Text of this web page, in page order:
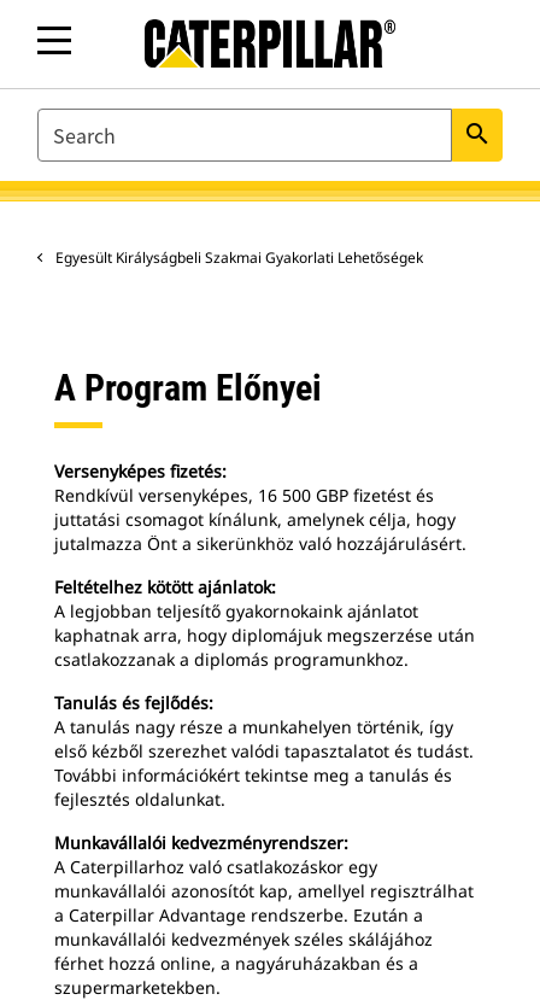
SEARCH search
Egyesült Királyságbeli Szakmai Gyakorlati Lehetőségek
A Program Előnyei
Versenyképes fizetés:
Rendkívül versenyképes, 16 500 GBP fizetést és
juttatási csomagot kínálunk, amelynek célja, hogy
jutalmazza Önt a sikerünkhöz való hozzájárulásért.
Feltételhez kötött ajánlatok:
A legjobban teljesítő gyakornokaink ajánlatot
kaphatnak arra, hogy diplomájuk megszerzése után
csatlakozzanak a diplomás programunkhoz.
Tanulás és fejlődés:
A tanulás nagy része a munkahelyen történik, így
első kézből szerezhet valódi tapasztalatot és tudást.
További információkért tekintse meg a tanulás és
fejlesztés oldalunkat.
Munkavállalói kedvezményrendszer:
A Caterpillarhoz való csatlakozáskor egy
munkavállalói azonosítót kap, amellyel regisztrálhat
a Caterpillar Advantage rendszerbe. Ezután a
munkavállalói kedvezmények széles skálájához
férhet hozzá online, a nagyáruházakban és a
szupermarketekben.